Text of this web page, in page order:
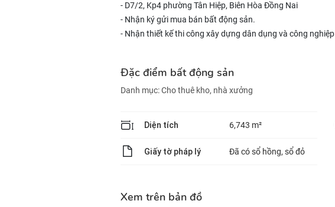
- D7/2, Kp4 phường Tân Hiệp, Biên Hòa Đồng Nai
- Nhận ký gửi mua bán bất động sản.
- Nhận thiết kế thi công xây dựng dân dụng và công nghiệp
Đặc điểm bất động sản
Danh mục:Cho thuê kho, nhà xưởng
Diện tích 6,743 m²
Giấy tờ pháp lý Đã có sổ hồng, sổ đỏ
Xem trên bản đồ